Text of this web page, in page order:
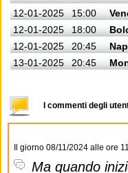
12-01-2025
15:00
12-01-2025
18:00
12-01-2025
20:45
13-01-2025
20:45
I commenti degli
Il giorno 08/11/2024 alle ore
Ma quando